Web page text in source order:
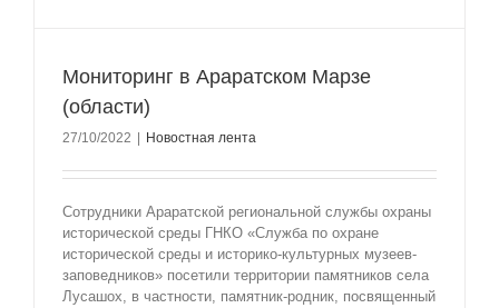
Мониторинг в Араратском Марзе
(области)
27/10/2022 Новостная лента
Сотрудники Араратской региональной службы охраны
исторической среды ГНКО «Служба по охране
исторической среды и историко-культурных музеев-
заповедников» посетили территории памятников села
Лусашох, в частности, памятник-родник, посвященный